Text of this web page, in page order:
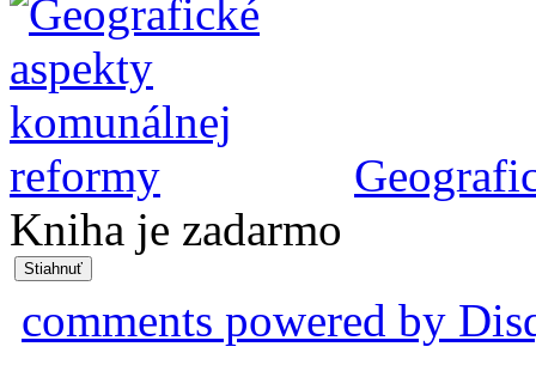
Kniha je zadarmo
comments powered by